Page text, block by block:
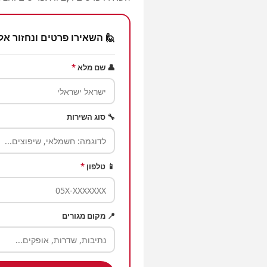
🙋 השאירו פרטים ונחזור
👤 שם מלא*
🔧 סוג השירות
📱 טלפון *
📍 מקום מגורים